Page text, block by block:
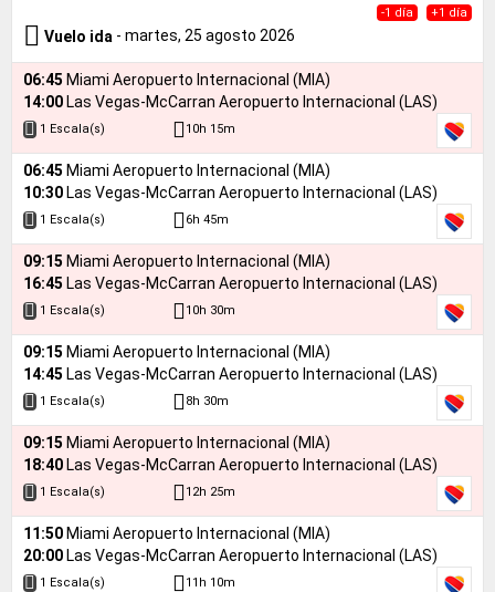
-1 día +1 día
Vuelo ida - martes, 25 agosto 2026
06:45 Miami Aeropuerto Internacional (MIA)
14:00 Las Vegas-McCarran Aeropuerto Internacional (LAS)
1 Escala(s) 10h 15m
06:45 Miami Aeropuerto Internacional (MIA)
10:30 Las Vegas-McCarran Aeropuerto Internacional (LAS)
1 Escala(s) 6h 45m
09:15 Miami Aeropuerto Internacional (MIA)
16:45 Las Vegas-McCarran Aeropuerto Internacional (LAS)
1 Escala(s) 10h 30m
09:15 Miami Aeropuerto Internacional (MIA)
14:45 Las Vegas-McCarran Aeropuerto Internacional (LAS)
1 Escala(s) 8h 30m
09:15 Miami Aeropuerto Internacional (MIA)
18:40 Las Vegas-McCarran Aeropuerto Internacional (LAS)
1 Escala(s) 12h 25m
11:50 Miami Aeropuerto Internacional (MIA)
20:00 Las Vegas-McCarran Aeropuerto Internacional (LAS)
1 Escala(s) 11h 10m